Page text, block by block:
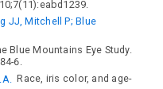
JJ, Mitchell P; Blue
Blue Mountains Eye Study.
6.
Race, iris color, and age-